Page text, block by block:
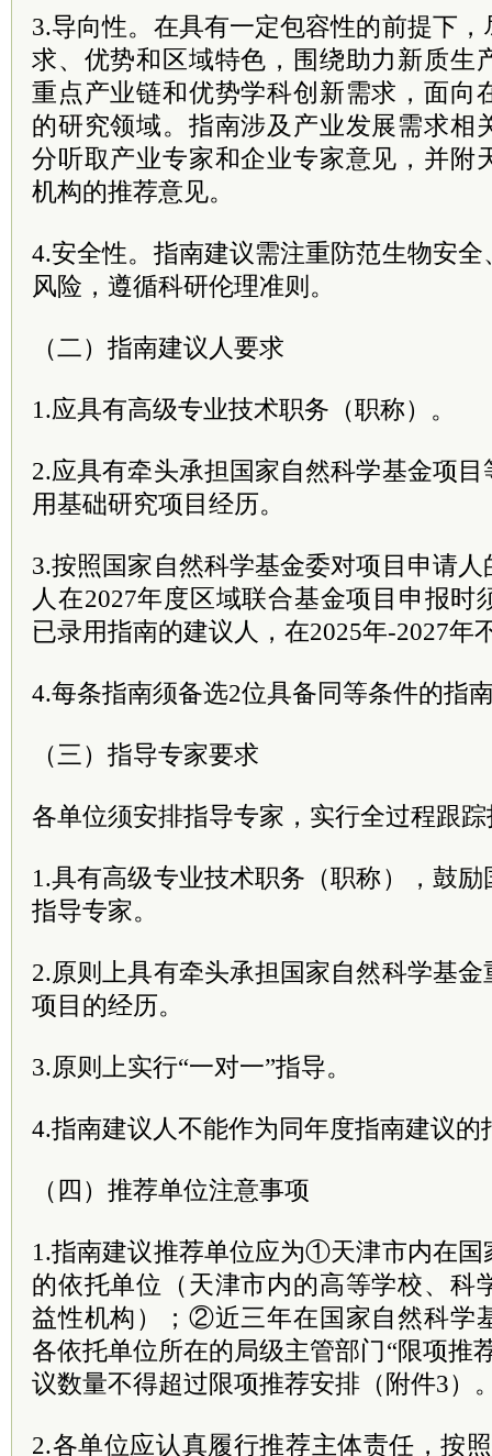
3.导向性。在具有一定包容性的前提下
求、优势和区域特色，围绕助力新质生
重点产业链和优势学科创新需求，面向
的研究领域。指南涉及产业发展需求相
分听取产业专家和企业专家意见，并附
机构的推荐意见。
4.安全性。指南建议需注重防范生物安
风险，遵循科研伦理准则。
（二）指南建议人要求
1.应具有高级专业技术职务（职称）。
2.应具有牵头承担国家自然科学基金项
用基础研究项目经历。
3.按照国家自然科学基金委对项目申请
人在2027年度区域联合基金项目申报时
已录用指南的建议人，在2025年-2027年
4.每条指南须备选2位具备同等条件的指
（三）指导专家要求
各单位须安排指导专家，实行全过程跟
1.具有高级专业技术职务（职称），鼓
指导专家。
2.原则上具有牵头承担国家自然科学基
项目的经历。
3.原则上实行“一对一”指导。
4.指南建议人不能作为同年度指南建议的
（四）推荐单位注意事项
1.指南建议推荐单位应为①天津市内在国
的依托单位（天津市内的高等学校、科
益性机构）；②近三年在国家自然科学
各依托单位所在的局级主管部门“限项推
议数量不得超过限项推荐安排（附件3）
2.各单位应认真履行推荐主体责任，按